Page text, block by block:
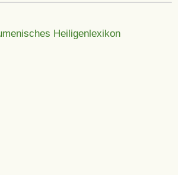
Heiligenlexikon